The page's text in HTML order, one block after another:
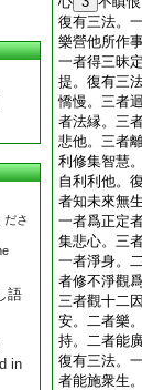
ださ
語
in
復有三法。
樂營他所作
一者得三昧
提。復有三
憍慢。三者
者法縁。三
悲他。三者
利修集智慧
自利利他。
者知未來無
一者爲正定
集悲心。三
一者淨身。
者修不淨觀
三者觀十二
安。二者樂
持。二者能
復有三法。
者能施衆生